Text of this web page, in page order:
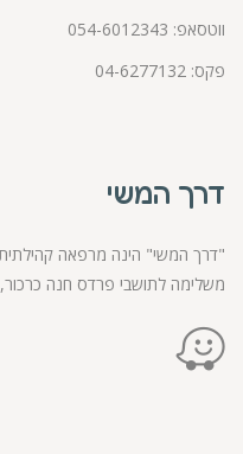
ווטסאפ: 054-6012343
פקס: 04-6277132
דרך המשי
"דרך המשי" הינה מרפאה
משלימה לתושבי פרדס חנה כרכור,